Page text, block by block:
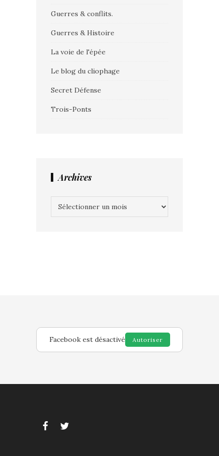
Guerres & conflits.
Guerres & Histoire
La voie de l'épée
Le blog du cliophage
Secret Défense
Trois-Ponts
Archives
Facebook est désactivé Autoriser